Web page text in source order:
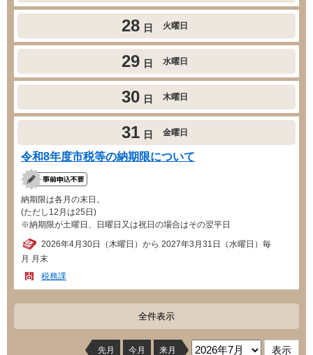
28 日 火曜日
29 日 水曜日
30 日 木曜日
31 日 金曜日
令和8年度市税等の納期限について
納期限は各月の末日。
(ただし12月は25日)
※納期限が土曜日、日曜日又は祝日の場合はその翌平日
2026年4月30日（木曜日）から 2027年3月31日（水曜日）毎
月 月末
税務課
全件表示
先月 今月 来月